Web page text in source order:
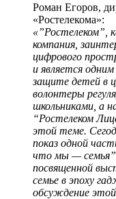
Роман Егоров,
«Ростелекома»:
«”Ростелеком”,
компания,
цифрового
и является
защите детей в
волонтеры
школьниками, а
“Ростелеком
этой теме.
показ одной
что мы — семья”
посвященной
семье в эпоху
обсуждение